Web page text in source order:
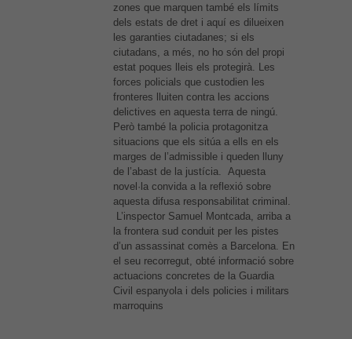
zones que marquen també els límits
dels estats de dret i aquí es dilueixen
les garanties ciutadanes; si els
ciutadans, a més, no ho són del propi
estat poques lleis els protegirà. Les
forces policials que custodien les
fronteres lluiten contra les accions
delictives en aquesta terra de ningú.
Però també la policia protagonitza
situacions que els sitúa a ells en els
marges de l’admissible i queden lluny
de l’abast de la justícia. Aquesta
novel·la convida a la reflexió sobre
aquesta difusa responsabilitat criminal.
L’inspector Samuel Montcada, arriba a
la frontera sud conduit per les pistes
d’un assassinat comès a Barcelona. En
el seu recorregut, obté informació sobre
actuacions concretes de la Guardia
Civil espanyola i dels policies i militars
marroquins